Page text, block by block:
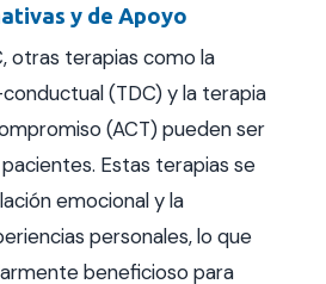
y de Apoyo
otras terapias como la
(TDC) y la terapia
(ACT) pueden ser
Estas terapias se
emocional y la
personales, lo que
beneficioso para